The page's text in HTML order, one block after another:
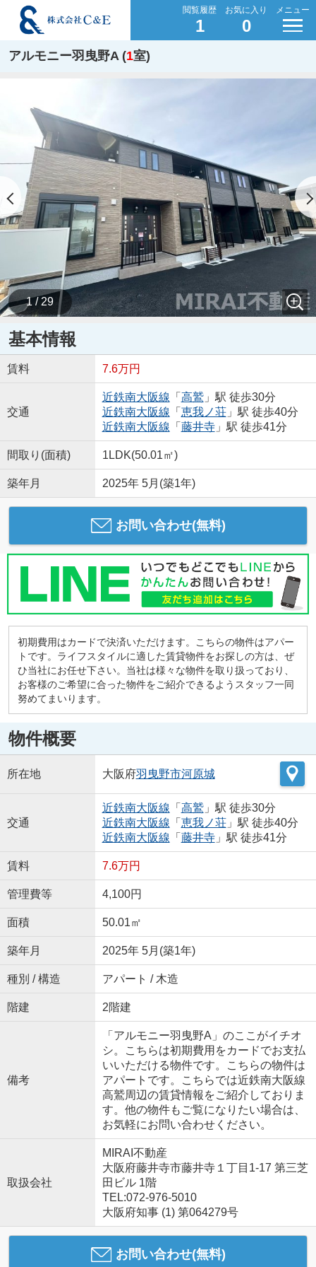
閲覧履歴
1
お気に入り
0
メニュー
アルモニー羽曳野A (1室)
1 / 29
基本情報
賃料 7.6万円
交通
近鉄南大阪線 「 高鷲」駅 徒歩30分
近鉄南大阪線 「 恵我ノ荘」駅 徒歩40分
近鉄南大阪線 「 藤井寺」駅 徒歩41分
間取り(面積) 1LDK(50.01㎡)
築年月 2025年 5月(築1年)
お問い合わせ(無料)
初期費用はカードで決済いただけます。こちらの物件はアパー
トです。ライフスタイルに適した賃貸物件をお探しの方は、ぜ
ひ当社にお任せ下さい。当社は様々な物件を取り扱っており、
お客様のご希望に合った物件をご紹介できるようスタッフ一同
努めてまいります。
物件概要
所在地 大阪府羽曳野市河原城
交通
近鉄南大阪線 「 高鷲」駅 徒歩30分
近鉄南大阪線 「 恵我ノ荘」駅 徒歩40分
近鉄南大阪線 「 藤井寺」駅 徒歩41分
賃料 7.6万円
管理費等 4,100円
面積 50.01㎡
築年月 2025年 5月(築1年)
種別 / 構造 アパート / 木造
階建 2階建
備考
「アルモニー羽曳野A」のここがイチオ
シ。こちらは初期費用をカードでお支払
いいただける物件です。こちらの物件は
アパートです。こちらでは近鉄南大阪線
高鷲周辺の賃貸情報をご紹介しておりま
す。他の物件もご覧になりたい場合は、
お気軽にお問い合わせください。
取扱会社
MIRAI不動産
大阪府藤井寺市藤井寺１丁目1-17 第三芝
田ビル 1階
TEL:072-976-5010
大阪府知事 (1) 第064279号
お問い合わせ(無料)